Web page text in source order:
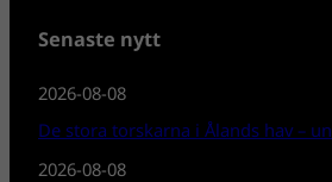
Senaste nytt
2026-08-08
De stora torskarna i Ålands hav –
2026-08-08